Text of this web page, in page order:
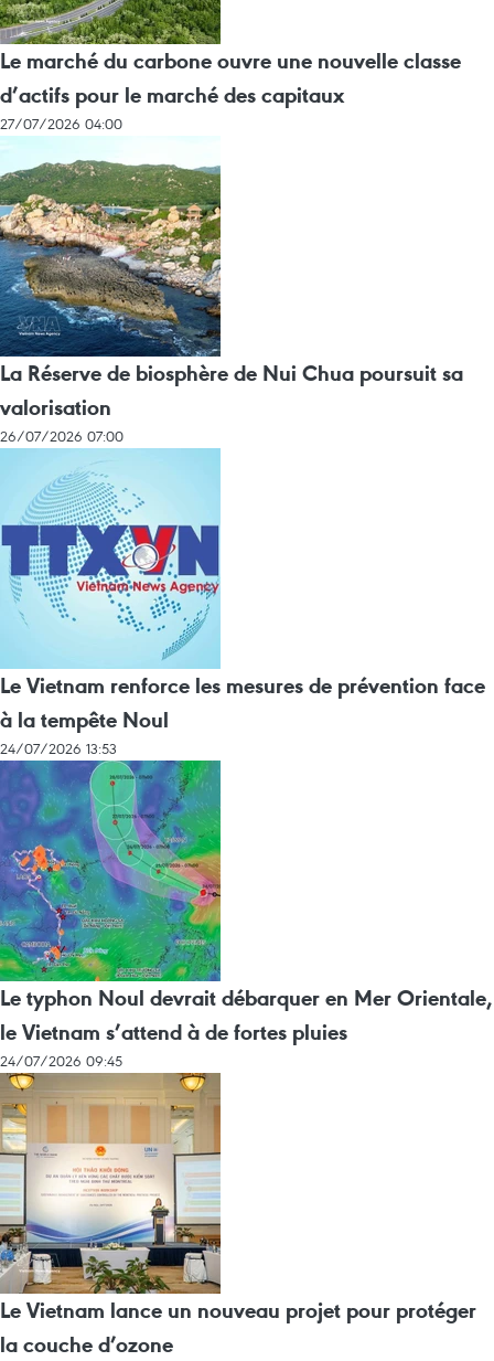
Le marché du carbone ouvre une nouvelle classe
d’actifs pour le marché des capitaux
27/07/2026 04:00
La Réserve de biosphère de Nui Chua poursuit sa
valorisation
26/07/2026 07:00
Le Vietnam renforce les mesures de prévention face
à la tempête Noul
24/07/2026 13:53
Le typhon Noul devrait débarquer en Mer Orientale,
le Vietnam s’attend à de fortes pluies
24/07/2026 09:45
Le Vietnam lance un nouveau projet pour protéger
la couche d’ozone